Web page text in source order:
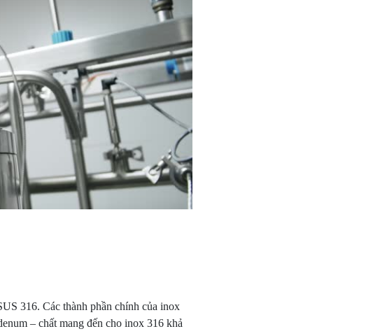
316. Các thành phần chính của inox
– chất mang đến cho inox 316 khả